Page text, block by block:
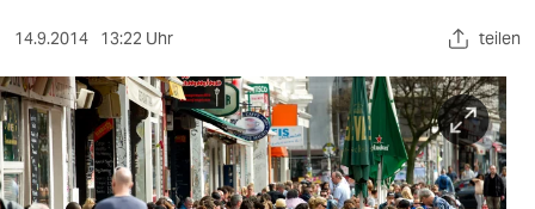
nord
wahrheit
14.9.2014 13:22 Uhr teilen